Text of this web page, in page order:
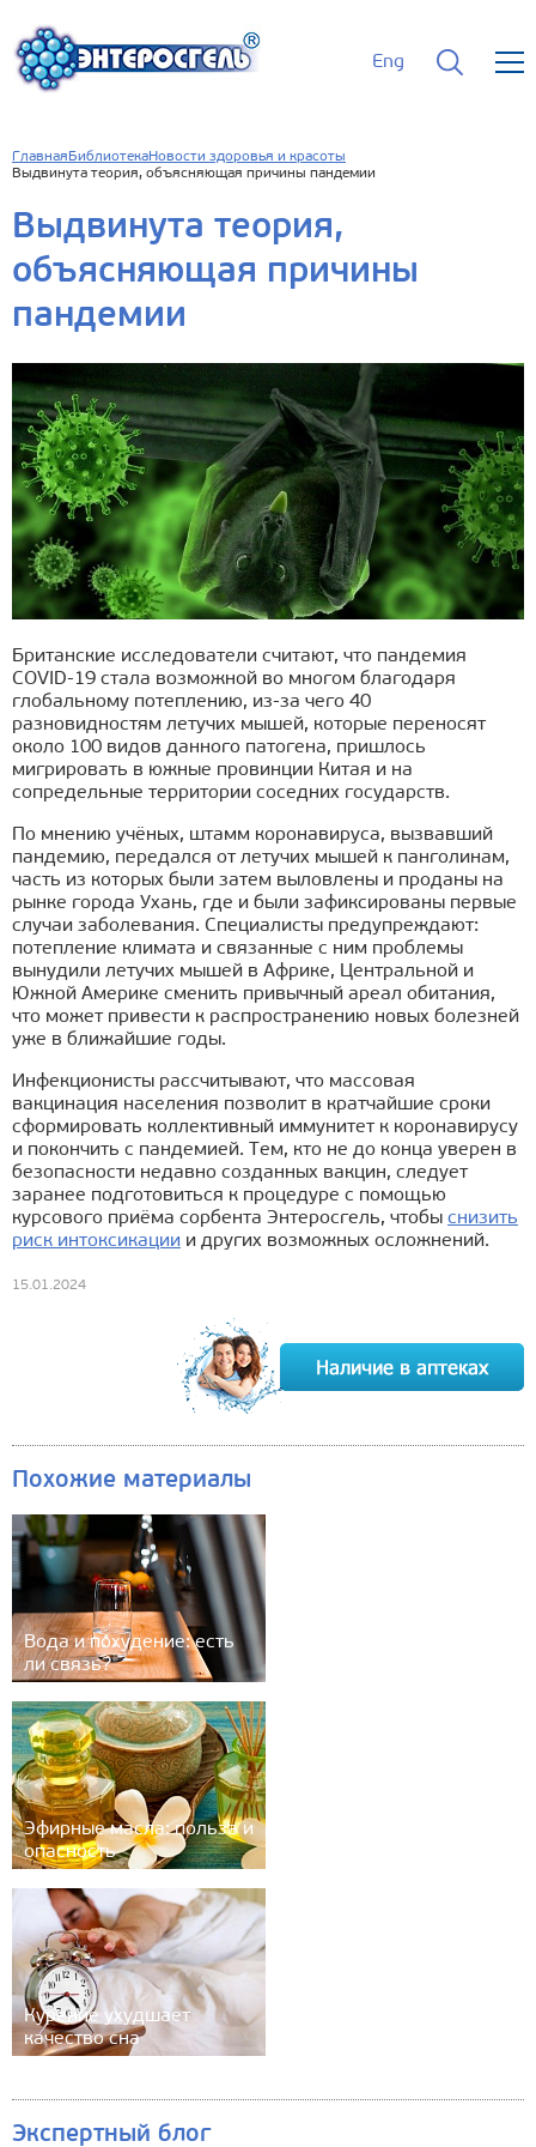
Eng
Главная БиблиотекаНовости здоровья и красоты
Выдвинута теория, объясняющая причины пандемии
Выдвинута теория,
объясняющая причины
пандемии
Британские исследователи считают, что пандемия
COVID-19 стала возможной во многом благодаря
глобальному потеплению, из-за чего 40
разновидностям летучих мышей, которые переносят
около 100 видов данного патогена, пришлось
мигрировать в южные провинции Китая и на
сопредельные территории соседних государств.
По мнению учёных, штамм коронавируса, вызвавший
пандемию, передался от летучих мышей к панголинам,
часть из которых были затем выловлены и проданы на
рынке города Ухань, где и были зафиксированы первые
случаи заболевания. Специалисты предупреждают:
потепление климата и связанные с ним проблемы
вынудили летучих мышей в Африке, Центральной и
Южной Америке сменить привычный ареал обитания,
что может привести к распространению новых болезней
уже в ближайшие годы.
Инфекционисты рассчитывают, что массовая
вакцинация населения позволит в кратчайшие сроки
сформировать коллективный иммунитет к коронавирусу
и покончить с пандемией. Тем, кто не до конца уверен в
безопасности недавно созданных вакцин, следует
заранее подготовиться к процедуре с помощью
курсового приёма сорбента Энтеросгель, чтобы снизить
риск интоксикации и других возможных осложнений.
15.01.2024
Похожие материалы
Вода и похудение: есть
ли связь?
Эфирные масла: польза и
опасность
Курение ухудшает
качество сна
Экспертный блог